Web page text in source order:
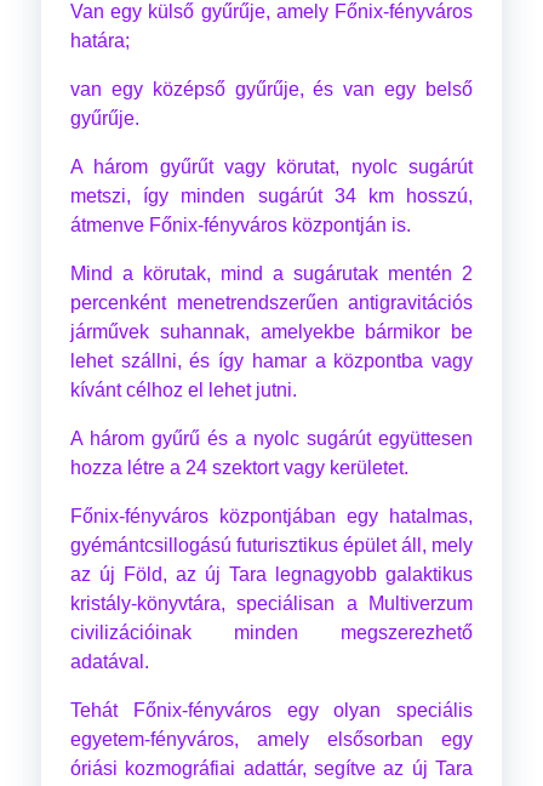
Van egy külső gyűrűje, amely Főnix-fényváros
határa;
van egy középső gyűrűje, és van egy belső
gyűrűje.
A három gyűrűt vagy körutat, nyolc sugárút
metszi, így minden sugárút 34 km hosszú,
átmenve Főnix-fényváros központján is.
Mind a körutak, mind a sugárutak mentén 2
percenként menetrendszerűen antigravitációs
járművek suhannak, amelyekbe bármikor be
lehet szállni, és így hamar a központba vagy
kívánt célhoz el lehet jutni.
A három gyűrű és a nyolc sugárút együttesen
hozza létre a 24 szektort vagy kerületet.
Főnix-fényváros központjában egy hatalmas,
gyémántcsillogású futurisztikus épület áll, mely
az új Föld, az új Tara legnagyobb galaktikus
kristály-könyvtára, speciálisan a Multiverzum
civilizációinak minden megszerezhető
adatával.
Tehát Főnix-fényváros egy olyan speciális
egyetem-fényváros, amely elsősorban egy
óriási kozmográfiai adattár, segítve az új Tara